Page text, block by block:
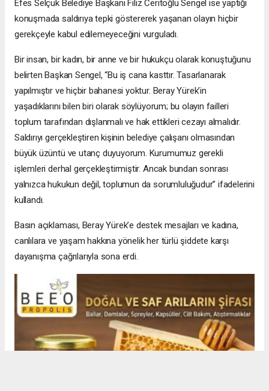
Efes Selçuk Belediye Başkanı Filiz Ceritoğlu Sengel ise yaptığı
konuşmada saldırıya tepki göstererek yaşanan olayın hiçbir
gerekçeyle kabul edilemeyeceğini vurguladı.
Bir insan, bir kadın, bir anne ve bir hukukçu olarak konuştuğunu
belirten Başkan Sengel, “Bu iş cana kasttır. Tasarlanarak
yapılmıştır ve hiçbir bahanesi yoktur. Beray Yürek’in
yaşadıklarını bilen biri olarak söylüyorum; bu olayın failleri
toplum tarafından dışlanmalı ve hak ettikleri cezayı almalıdır.
Saldırıyı gerçekleştiren kişinin belediye çalışanı olmasından
büyük üzüntü ve utanç duyuyorum. Kurumumuz gerekli
işlemleri derhal gerçekleştirmiştir. Ancak bundan sonrası
yalnızca hukukun değil, toplumun da sorumluluğudur” ifadelerini
kullandı.
Basın açıklaması, Beray Yürek’e destek mesajları ve kadına,
canlılara ve yaşam hakkına yönelik her türlü şiddete karşı
dayanışma çağrılarıyla sona erdi.